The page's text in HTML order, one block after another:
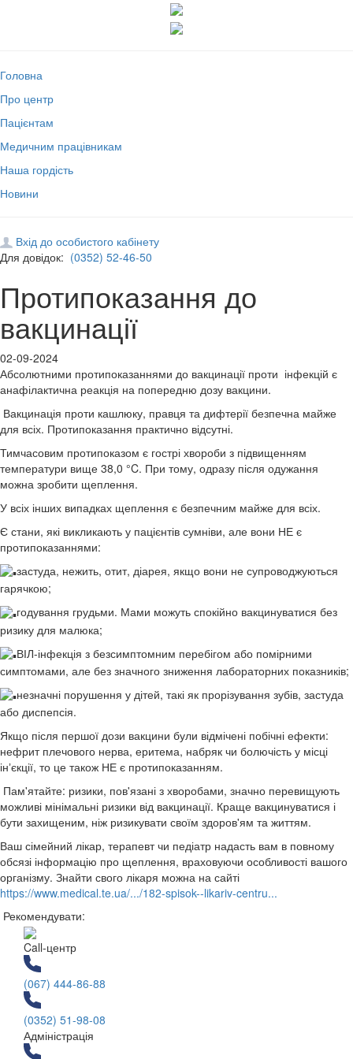
Головна
Про центр
Пацієнтам
Медичним працівникам
Наша гордість
Новини
Вхід до особистого кабінету
Для довідок: (0352) 52-46-50
Протипоказання до
вакцинації
02-09-2024
Абсолютними протипоказаннями до вакцинації проти інфекцій є
анафілактична реакція на попередню дозу вакцини.
Вакцинація проти кашлюку, правця та дифтерії безпечна майже
для всіх. Протипоказання практично відсутні.
Тимчасовим протипоказом є гострі хвороби з підвищенням
температури вище 38,0 °C. При тому, одразу після одужання
можна зробити щеплення.
У всіх інших випадках щеплення є безпечним майже для всіх.
Є стани, які викликають у пацієнтів сумніви, але вони НЕ є
протипоказаннями:
застуда, нежить, отит, діарея, якщо вони не супроводжуються
гарячкою;
годування грудьми. Мами можуть спокійно вакцинуватися без
ризику для малюка;
ВІЛ-інфекція з безсимптомним перебігом або помірними
симптомами, але без значного зниження лабораторних показників;
незначні порушення у дітей, такі як прорізування зубів, застуда
або диспепсія.
Якщо після першої дози вакцини були відмічені побічні ефекти:
нефрит плечового нерва, еритема, набряк чи болючість у місці
інʼєкції, то це також НЕ є протипоказанням.
Пам'ятайте: ризики, пов'язані з хворобами, значно перевищують
можливі мінімальні ризики від вакцинації. Краще вакцинуватися і
бути захищеним, ніж ризикувати своїм здоров'ям та життям.
Ваш сімейний лікар, терапевт чи педіатр надасть вам в повному
обсязі інформацію про щеплення, враховуючи особливості вашого
організму. Знайти свого лікаря можна на сайті
https://www.medical.te.ua/.../182-spisok--likariv-centru...
Рекомендувати:
Call-центр
(067) 444-86-88
(0352) 51-98-08
Адміністрація